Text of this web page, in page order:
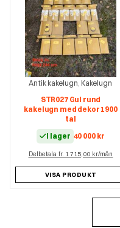
Antik kakelugn, Kakelugn
STR027 Gul rund
kakelugn med dekor 1900
tal
I lager 40 000 kr
Delbetala fr. 1 715,00 kr/mån
VISA PRODUKT